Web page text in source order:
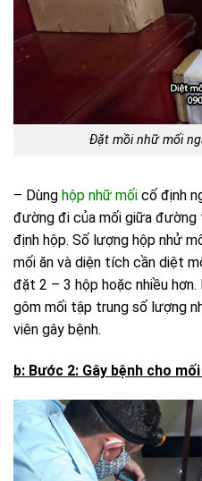
Đặt mồi nhữ mối
– Dùng hộp nhữ mối cố định
đường đi của mối giữa
định hộp. Số lượng hộp nhử
mối ăn và diện tích cần diệt
đặt 2 – 3 hộp hoặc nhiều
gôm mối tập trung số lượng
viên gây bệnh.
b: Bước 2: Gây bệnh cho